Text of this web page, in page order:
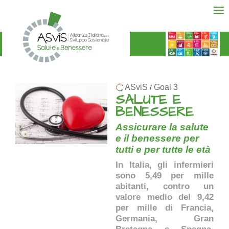
ASviS / Goal 3
SALUTE E
BENESSERE
Assicurare la salute
e il benessere per
tutti e per tutte le età
In Italia, gli infermieri
sono 5,49 per mille
abitanti, contro un
valore medio del 9,42
per mille di Francia,
Germania, Gran